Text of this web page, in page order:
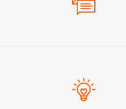
keuze altijd nog